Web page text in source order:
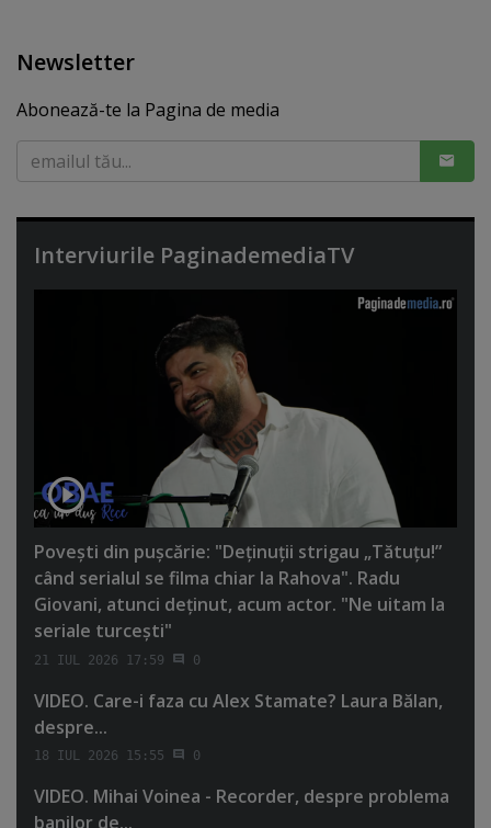
Newsletter
Abonează-te la Pagina de media
Interviurile PaginademediaTV
Poveşti din puşcărie: "Deţinuţii strigau „Tătuţu!”
când serialul se filma chiar la Rahova". Radu
Giovani, atunci deţinut, acum actor. "Ne uitam la
seriale turceşti"
21 IUL 2026 17:59 0
VIDEO. Care-i faza cu Alex Stamate? Laura Bălan,
despre...
18 IUL 2026 15:55 0
VIDEO. Mihai Voinea - Recorder, despre problema
banilor de...